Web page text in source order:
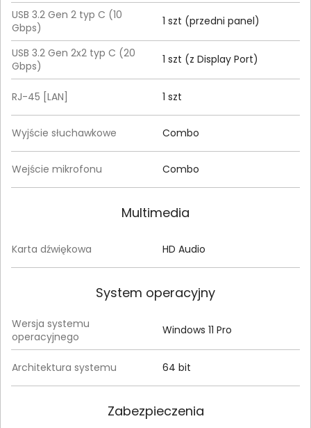
USB 3.2 Gen 2 typ C (10
Gbps)
1 szt (przedni panel)
USB 3.2 Gen 2x2 typ C (20
Gbps)
1 szt (z Display Port)
RJ-45 [LAN] 1 szt
Wyjście słuchawkowe Combo
Wejście mikrofonu Combo
Multimedia
Karta dźwiękowa HD Audio
System operacyjny
Wersja systemu
operacyjnego
Windows 11 Pro
Architektura systemu 64 bit
Zabezpieczenia